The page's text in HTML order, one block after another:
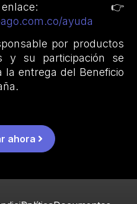
👉
ayuda
por productos
y su participación se
la entrega del Beneficio
ahora